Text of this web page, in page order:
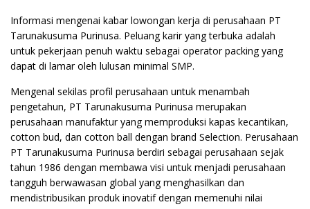
Informasi mengenai kabar lowongan kerja di perusahaan PT
Tarunakusuma Purinusa. Peluang karir yang terbuka adalah
untuk pekerjaan penuh waktu sebagai operator packing yang
dapat di lamar oleh lulusan minimal SMP.
Mengenal sekilas profil perusahaan untuk menambah
pengetahun, PT Tarunakusuma Purinusa merupakan
perusahaan manufaktur yang memproduksi kapas kecantikan,
cotton bud, dan cotton ball dengan brand Selection. Perusahaan
PT Tarunakusuma Purinusa berdiri sebagai perusahaan sejak
tahun 1986 dengan membawa visi untuk menjadi perusahaan
tangguh berwawasan global yang menghasilkan dan
mendistribusikan produk inovatif dengan memenuhi nilai